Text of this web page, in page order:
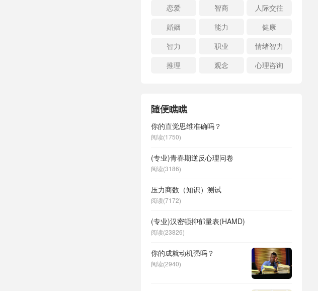
恋爱
智商
人际交往
婚姻
能力
健康
智力
职业
情绪智力
推理
观念 心理咨询
随便瞧瞧
你的直觉思维准确吗？
阅读(1750)
(专业)青春期逆反心理问卷
阅读(3186)
压力商数（知识）测试
阅读(7172)
(专业)汉密顿抑郁量表(HAMD)
阅读(23826)
你的成就动机强吗？
阅读(2940)